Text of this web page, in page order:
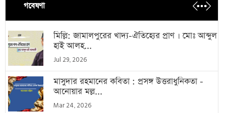
গবেষণা
মিল্লি: জামালপুরের খাদ্য-ঐতিহ্যের প্রাণ । মোঃ আব্দুল
হাই আলহ...
Jul 29, 2026
মাসুদার রহমানের কবিতা : প্রসঙ্গ উত্তরাধুনিকতা -
আনোয়ার মল্ল...
Mar 24, 2026